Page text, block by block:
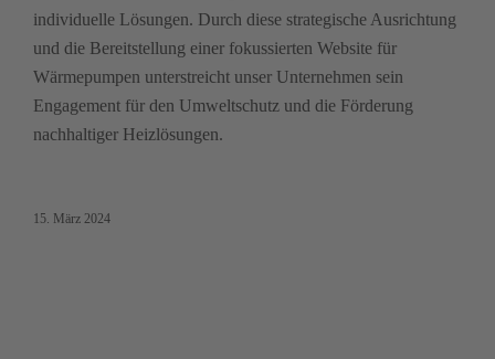
individuelle Lösungen. Durch diese strategische Ausrichtung
und die Bereitstellung einer fokussierten Website für
Wärmepumpen unterstreicht unser Unternehmen sein
Engagement für den Umweltschutz und die Förderung
nachhaltiger Heizlösungen.
15. März 2024